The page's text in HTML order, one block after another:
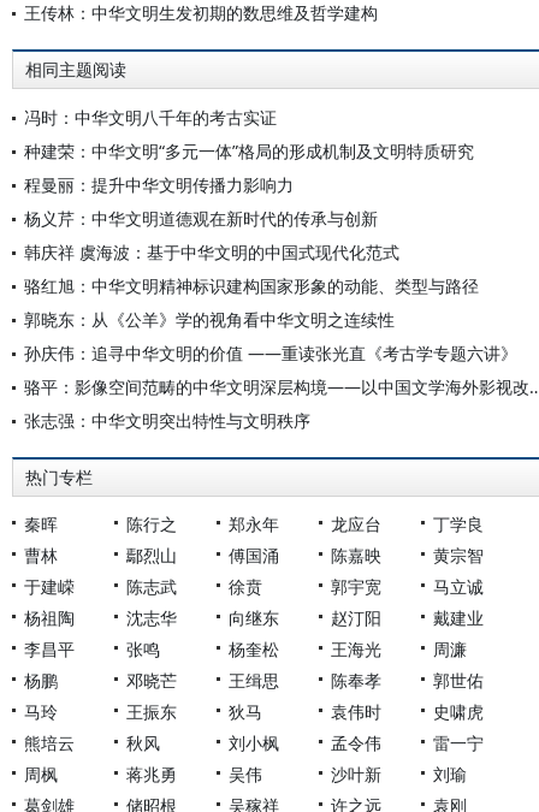
王传林：中华文明生发初期的数思维及哲学建构
相同主题阅读
冯时：中华文明八千年的考古实证
种建荣：中华文明“多元一体”格局的形成机制及文明特质研究
程曼丽：提升中华文明传播力影响力
杨义芹：中华文明道德观在新时代的传承与创新
韩庆祥 虞海波：基于中华文明的中国式现代化范式
骆红旭：中华文明精神标识建构国家形象的动能、类型与路径
郭晓东：从《公羊》学的视角看中华文明之连续性
孙庆伟：追寻中华文明的价值 ——重读张光直《考古学专题六讲》
骆平：影像空间范畴的中华文
张志强：中华文明突出特性与文明秩序
热门专栏
秦晖 陈行之 郑永年 龙应台
丁学良
曹林
鄢烈山 傅国涌 陈嘉映
黄宗智
于建嵘
陈志武 徐贲 郭宇宽
马立诚
杨祖陶
沈志华 向继东 赵汀阳
戴建业
李昌平
张鸣 杨奎松 王海光
周濂
杨鹏
邓晓芒 王缉思 陈奉孝
郭世佑
马玲
王振东 狄马 袁伟时
史啸虎
熊培云
秋风 刘小枫 孟令伟
雷一宁
周枫
蒋兆勇 吴伟 沙叶新
刘瑜
葛剑雄
储昭根 吴稼祥 许之远 袁刚